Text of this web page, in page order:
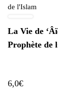
La Vie de
Prophète de
6,0€